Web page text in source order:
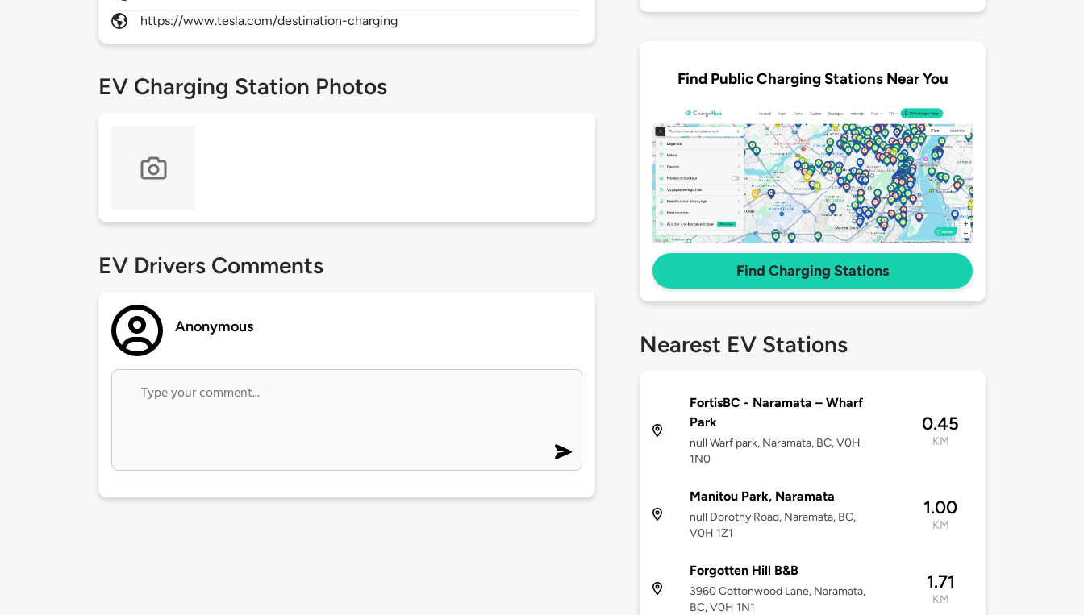
https://www.tesla.com/destination-charging
EV Charging Station Photos
EV Drivers Comments
Anonymous
Find Public Charging Stations Near You
Find Charging Stations
Nearest EV Stations
FortisBC - Naramata – Wharf
Park
null Warf park, Naramata, BC, V0H
1N0
0.45
KM
Manitou Park, Naramata
null Dorothy Road, Naramata, BC,
V0H 1Z1
1.00
KM
Forgotten Hill B&B
3960 Cottonwood Lane, Naramata,
BC, V0H 1N1
1.71
KM